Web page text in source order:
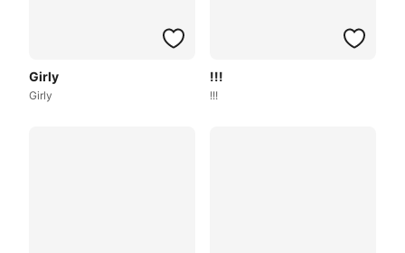
Girly
Girly
!!!
!!!